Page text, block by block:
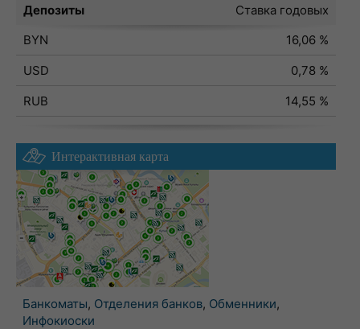
Депозиты
Ставка годовых
BYN
16,06 %
USD
0,78 %
RUB
14,55 %
Интерактивная карта
Банкоматы, Отделения банков, Обменники,
Инфокиоски